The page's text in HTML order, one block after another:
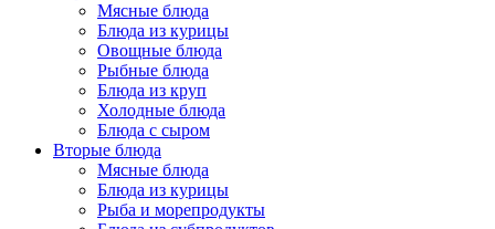
Мясные блюда
Блюда из курицы
Овощные блюда
Рыбные блюда
Блюда из круп
Холодные блюда
Блюда с сыром
Вторые блюда
Мясные блюда
Блюда из курицы
Рыба и морепродукты